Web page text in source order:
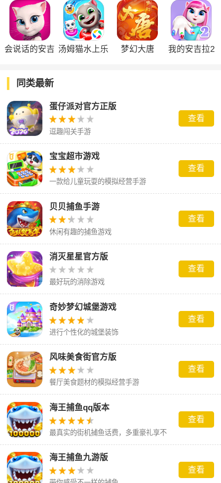
会说话的安吉 汤姆猫水上乐
梦幻大唐
我的安吉拉2
同类最新
蛋仔派对官方正版
逗趣闯关手游
查看
宝宝超市游戏
一款给儿童玩耍的模拟经营手游
查看
贝贝捕鱼手游
休闲有趣的捕鱼游戏
查看
消灭星星官方版
最好玩的消除游戏
查看
奇妙梦幻城堡游戏
进行个性化的城堡装饰
查看
风味美食街官方版
餐厅美食题材的模拟经营手游
查看
海王捕鱼qq版本
最真实的街机捕鱼话费，多重豪礼享不
停。
查看
海王捕鱼九游版
查看